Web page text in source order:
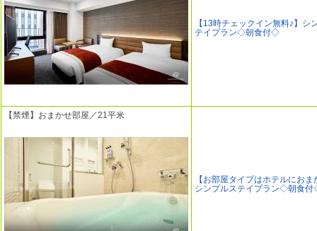
【13時チェックイン無料♪】シ
テイプラン◇朝食付◇
【禁煙】おまかせ部屋／21平米
【お部屋タイプはホテルにおま
シンプルステイプラン◇朝食